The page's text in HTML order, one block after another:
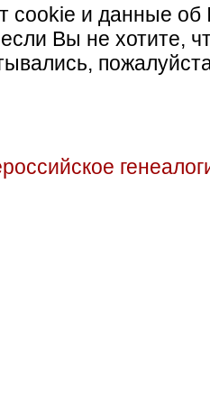
cookie и данные об
Вы не хотите,